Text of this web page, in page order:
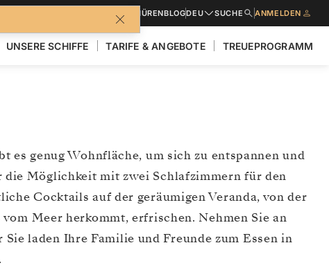
BROSCHÜRENBLOGDEU SUCHE ANMELDEN
UNSERE SCHIFFE TARIFE & ANGEBOTE TREUEPROGRAMM
genug Wohnfläche, um sich zu entspannen und
die Möglichkeit mit zwei Schlafzimmern für den
Cocktails auf der geräumigen Veranda, von der
Meer herkommt, erfrischen. Nehmen Sie an
laden Ihre Familie und Freunde zum Essen in